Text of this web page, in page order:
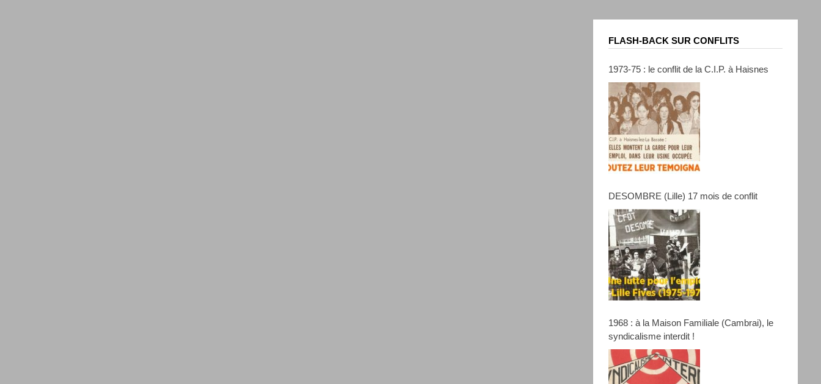
FLASH-BACK SUR CONFLITS
1973-75 : le conflit de la C.I.P. à Haisnes
DESOMBRE (Lille) 17 mois de conflit
1968 : à la Maison Familiale (Cambrai), le
syndicalisme interdit !